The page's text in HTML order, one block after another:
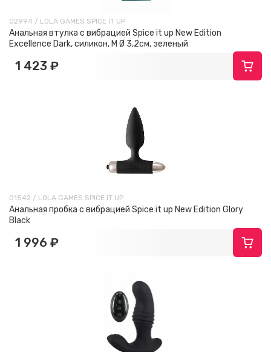
02994 / LOLA GAMES SPICE IT UP
Анальная втулка с вибрацией Spice it up New Edition
Excellence Dark, силикон, М Ø 3,2см, зеленый
1 423 ₽
01542 / LOLA GAMES SPICE IT UP
Анальная пробка с вибрацией Spice it up New Edition Glory
Black
1 996 ₽